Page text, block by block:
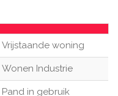
Vrijstaande woning
Wonen Industrie
Pand in gebruik